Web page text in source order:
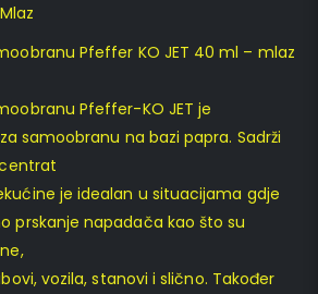
Pfeffer KO JET 40 ml – mlaz
Pfeffer-KO JET je
samoobranu na bazi papra. Sadrži
je idealan u situacijama gdje
prskanje napadača kao što su
vozila, stanovi i slično. Također